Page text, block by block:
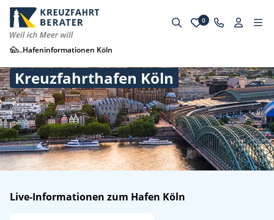
0
...Hafeninformationen Köln
Kreuzfahrthafen Köln
Live-Informationen zum Hafen Köln